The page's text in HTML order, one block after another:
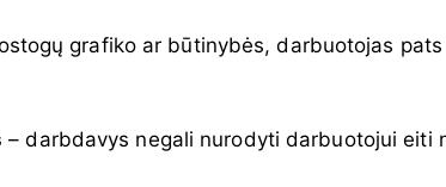
grafiko ar būtinybės, darbuotojas
– darbdavys negali nurodyti darbuotojui eiti